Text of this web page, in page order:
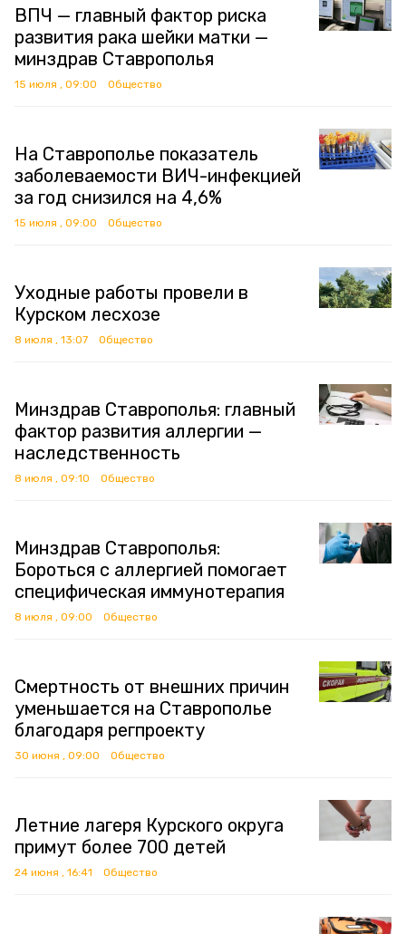
ВПЧ — главный фактор риска
развития рака шейки матки —
минздрав Ставрополья
15 июля , 09:00 Общество
На Ставрополье показатель
заболеваемости ВИЧ-инфекцией
за год снизился на 4,6%
15 июля , 09:00 Общество
Уходные работы провели в
Курском лесхозе
8 июля , 13:07 Общество
Минздрав Ставрополья: главный
фактор развития аллергии —
наследственность
8 июля , 09:10 Общество
Минздрав Ставрополья:
Бороться с аллергией помогает
специфическая иммунотерапия
8 июля , 09:00 Общество
Смертность от внешних причин
уменьшается на Ставрополье
благодаря регпроекту
30 июня , 09:00 Общество
Летние лагеря Курского округа
примут более 700 детей
24 июня , 16:41 Общество